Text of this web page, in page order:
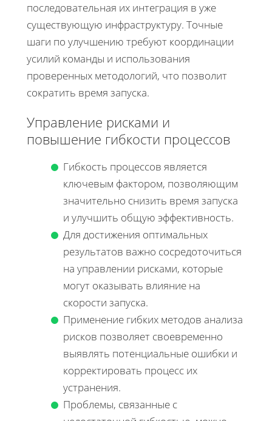
последовательная их интеграция в уже
существующую инфраструктуру. Точные
шаги по улучшению требуют координации
усилий команды и использования
проверенных методологий, что позволит
сократить время запуска.
Управление рисками и
повышение гибкости процессов
Гибкость процессов является
ключевым фактором, позволяющим
значительно снизить время запуска
и улучшить общую эффективность.
Для достижения оптимальных
результатов важно сосредоточиться
на управлении рисками, которые
могут оказывать влияние на
скорости запуска.
Применение гибких методов анализа
рисков позволяет своевременно
выявлять потенциальные ошибки и
корректировать процесс их
устранения.
Проблемы, связанные с